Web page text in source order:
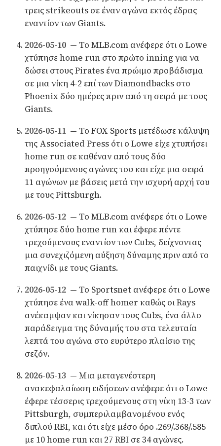
τρεις strikeouts σε έναν αγώνα εκτός έδρας
εναντίον των Giants.
2026-05-10 — Το MLB.com ανέφερε ότι ο Lowe
χτύπησε home run στο πρώτο inning για να
δώσει στους Pirates ένα πρώιμο προβάδισμα
σε μια νίκη 4-2 επί των Diamondbacks στο
Phoenix δύο ημέρες πριν από τη σειρά με τους
Giants.
2026-05-11 — Το FOX Sports μετέδωσε κάλυψη
της Associated Press ότι ο Lowe είχε χτυπήσει
home run σε καθέναν από τους δύο
προηγούμενους αγώνες του και είχε μια σειρά
11 αγώνων με βάσεις μετά την ισχυρή αρχή του
με τους Pittsburgh.
2026-05-12 — Το MLB.com ανέφερε ότι ο Lowe
χτύπησε δύο home run και έφερε πέντε
τρεχούμενους εναντίον των Cubs, δείχνοντας
μια συνεχιζόμενη αύξηση δύναμης πριν από το
παιχνίδι με τους Giants.
2026-05-12 — Το Sportsnet ανέφερε ότι ο Lowe
χτύπησε ένα walk-off homer καθώς οι Rays
ανέκαμψαν και νίκησαν τους Cubs, ένα άλλο
παράδειγμα της δύναμής του στα τελευταία
λεπτά του αγώνα στο ευρύτερο πλαίσιο της
σεζόν.
2026-05-13 — Μια μεταγενέστερη
ανακεφαλαίωση ειδήσεων ανέφερε ότι ο Lowe
έφερε τέσσερις τρεχούμενους στη νίκη 13-3 των
Pittsburgh, συμπεριλαμβανομένου ενός
διπλού RBI, και ότι είχε μέσο όρο .269/.368/.585
με 10 home run και 27 RBI σε 34 αγώνες.